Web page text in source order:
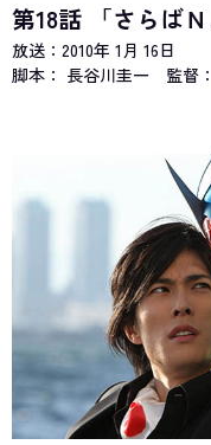
第18話 「さらば
放送： 2010年 1月 16日
脚本： 長谷川圭一
監督